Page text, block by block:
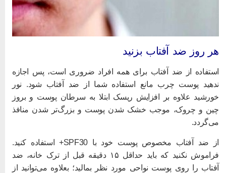
روز ضد آفتاب بزنید
از ضد آفتاب برای همه افراد ضروری است، پس اجازه
پوست چرب مانع استفاده شما از ضد آفتاب شود. نور
علاوه بر افزایش ریسک ابتلا به سرطان پوست و بروز
و چروک، موجب خشک شدن پوست و بزرگ‌تر شدن منافذ
از ضد آفتاب مخصوص پوست خود با SPF30+ استفاده کنید.
فراموش نکنید که باید حداقل ۱۵ دقیقه قبل از ترک خانه، ضد
را روی پوست نواحی مورد نظر بمالید؛ بعلاوه می‌توانید از